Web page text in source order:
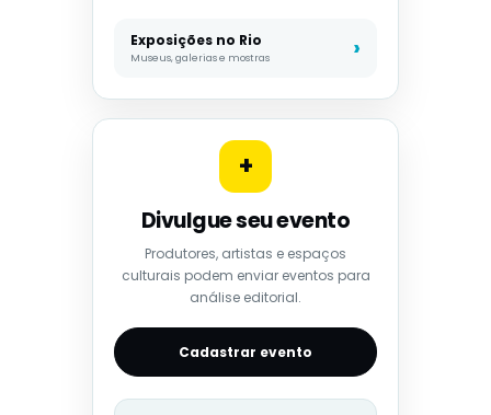
Exposições no Rio
Museus, galerias e mostras
+
Divulgue seu evento
Produtores, artistas e espaços
culturais podem enviar eventos para
análise editorial.
Cadastrar evento